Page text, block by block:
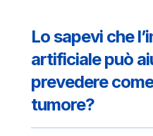
Lo sapevi che
artificiale può
prevedere
tumore?